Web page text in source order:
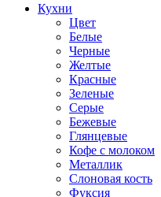
Кухни
Цвет
Белые
Черные
Желтые
Красные
Зеленые
Серые
Бежевые
Глянцевые
Кофе с молоком
Металлик
Слоновая кость
Фуксия